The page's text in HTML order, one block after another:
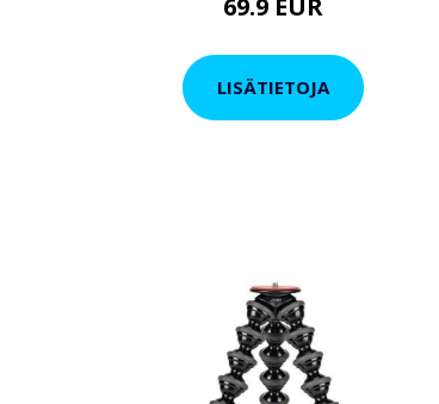
LISÄTIETOJA